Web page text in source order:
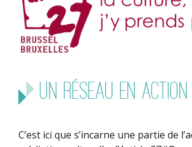
Un Réseau en Action
C’est ici que s’incarne une partie de